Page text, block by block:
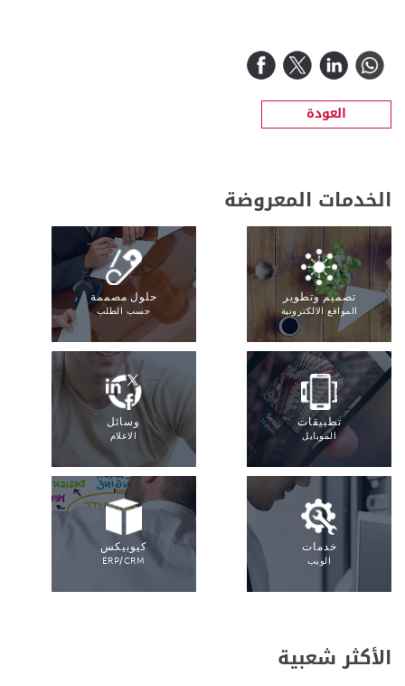
العودة
الخدمات المعروضة
تصميم وتطوير
المواقع الالكترونية
حلول مصممة
حسب الطلب
تطبيقات
الموبايل
وسائل
الاعلام
خدمات
الويب
كيوبيكس
ERP/CRM
الأكثر شعبية